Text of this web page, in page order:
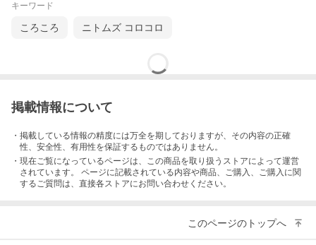
キーワード
ころころ ニトムズ コロコロ
掲載情報について
・掲載している情報の精度には万全を期しておりますが、その内容の正確
性、安全性、有用性を保証するものではありません。
・現在ご覧になっているページは、この商品を取り扱うストアによって運営
されています。 ページに記載されている内容や商品、ご購入 、ご購入に関
するご質問は、直接各ストアにお問い合わせください。
このページのトップへ